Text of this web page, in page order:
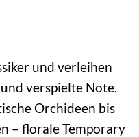
und verleihen
verspielte Note.
Orchideen bis
– florale Temporary